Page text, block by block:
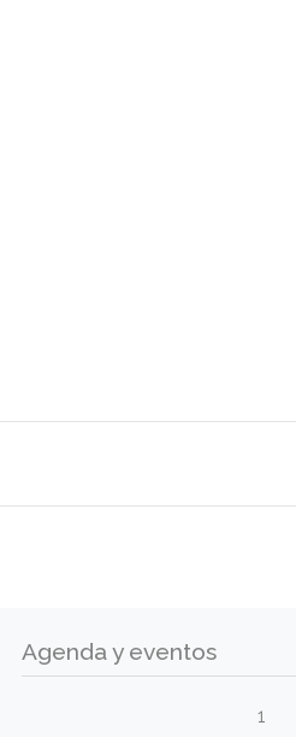
Agenda y eventos
1